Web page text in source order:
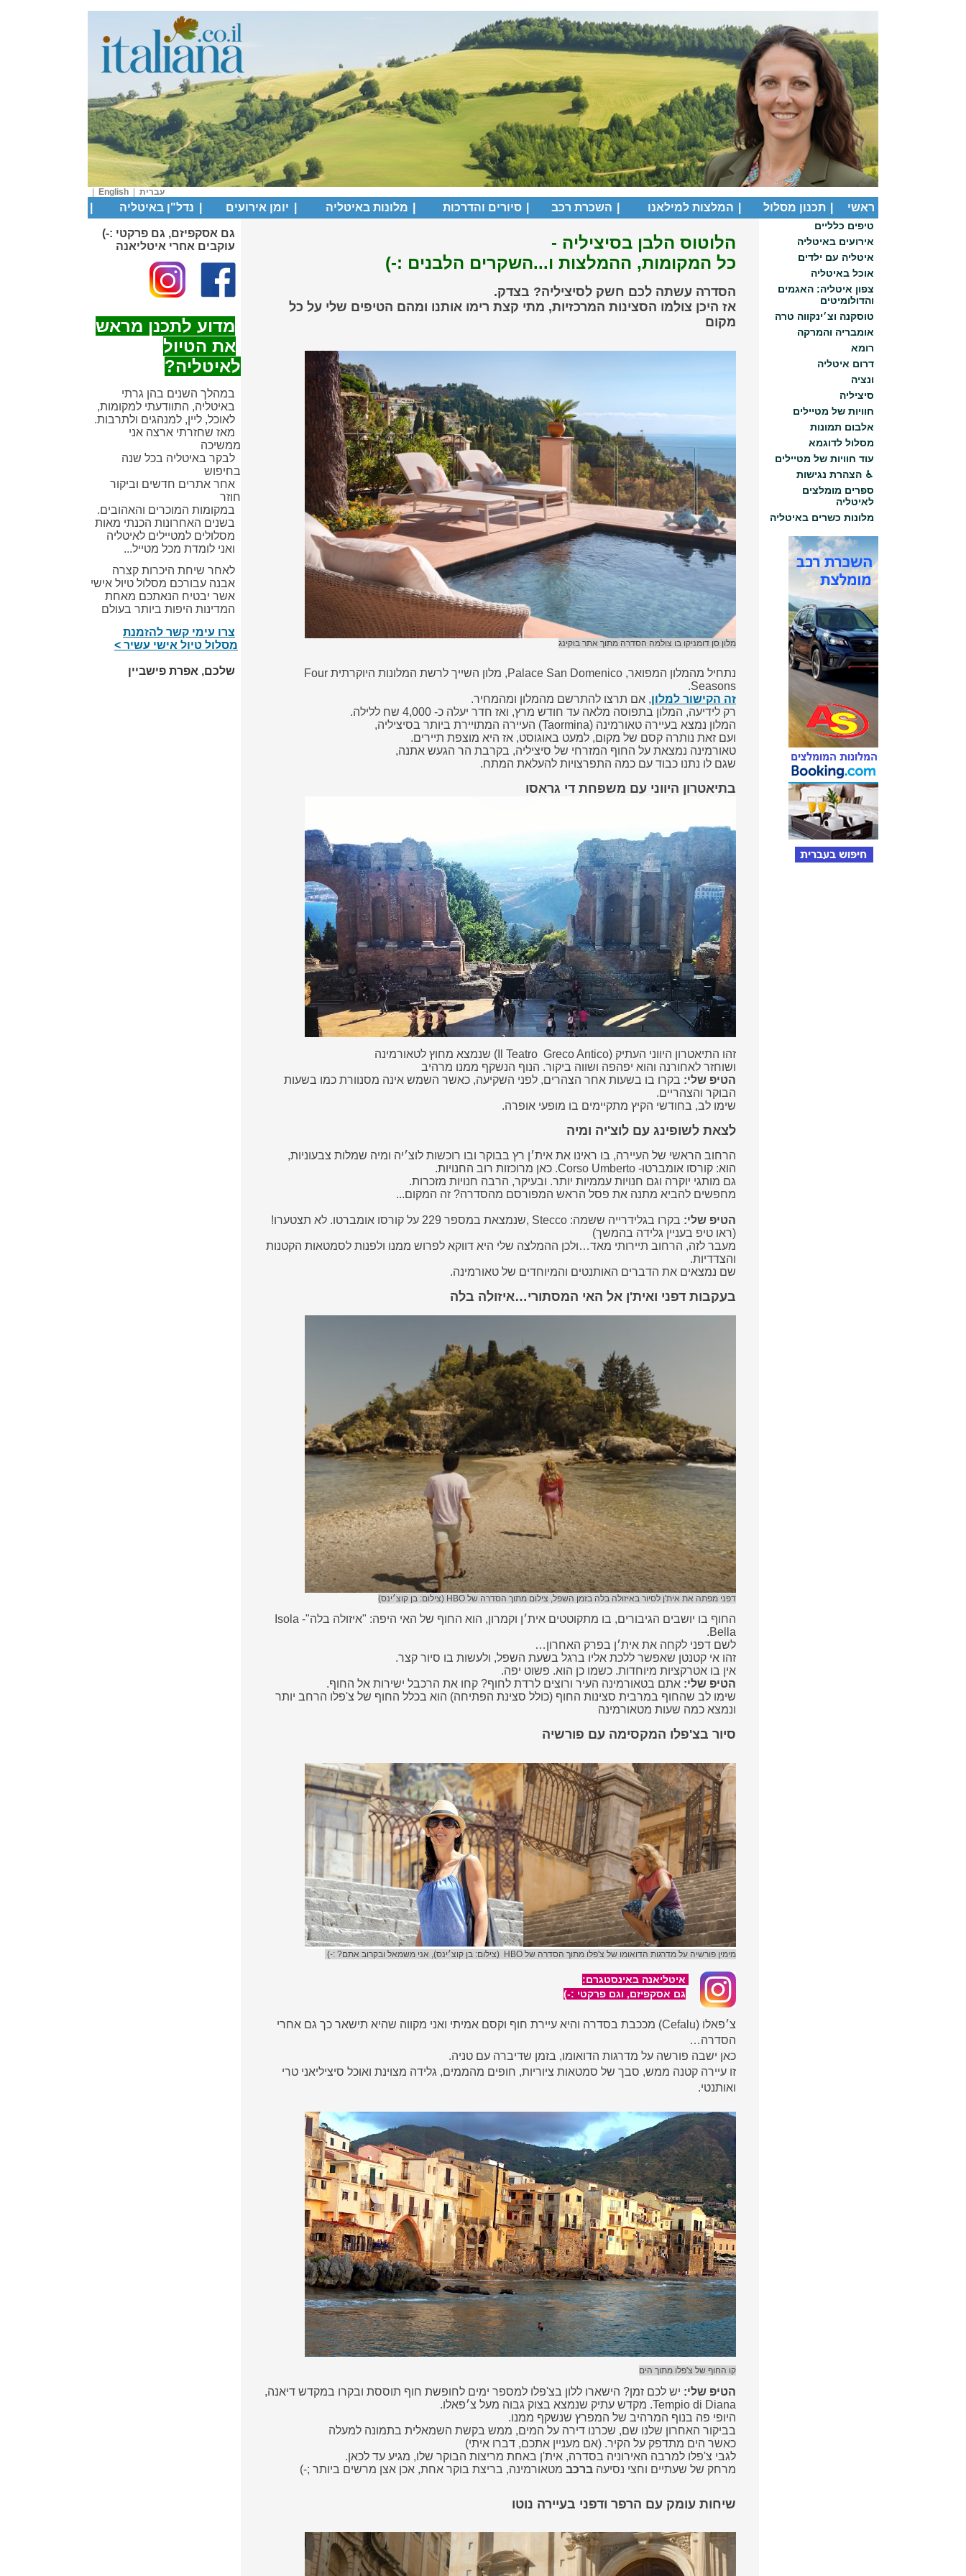
עברית English
ראשי תכנון מסלול המלצות למילאנו השכרת רכב סיורים והדרכות מלונות באיטליה יומן אירועים נדל"ן באיטליה
טיפים כלליים
אירועים באיטליה
איטליה עם ילדים
אוכל באיטליה
צפון איטליה: האגמים
והדולומיטים
טוסקנה וצ׳ינקווה טרה
אומבריה והמרקה
רומא
דרום איטליה
ונציה
סיציליה
חוויות של מטיילים
אלבום תמונות
מסלול לדוגמא
עוד חוויות של מטיילים
♿︎ הצהרת נגישות
ספרים מומלצים
לאיטליה
מלונות כשרים באיטליה
הלוטוס הלבן בסיציליה -
כל המקומות, ההמלצות ו...השקרים הלבנים :-)
הסדרה עשתה לכם חשק לסיציליה? בצדק.
אז היכן צולמו הסצינות המרכזיות, מתי קצת רימו אותנו ומהם הטיפים שלי על כל
מקום
מלון סן דומניקו בו צולמה הסדרה מתוך אתר בוקינג
נתחיל מהמלון המפואר, Palace San Domenico, מלון השייך לרשת המלונות היוקרתית Four
Seasons.
זה הקישור למלון, אם תרצו להתרשם מהמלון ומהמחיר.
רק לידיעה, המלון בתפוסה מלאה עד חודש מרץ, ואז חדר יעלה כ- 4,000 שח ללילה.
המלון נמצא בעיירה טאורמינה (Taormina) העיירה המתויירת ביותר בסיציליה,
ועם זאת נותרה קסם של מקום, למעט באוגוסט, אז היא מוצפת תיירים.
טאורמינה נמצאת על החוף המזרחי של סיציליה, בקרבת הר הגעש אתנה,
שגם לו נתנו כבוד עם כמה התפרצויות להעלאת המתח.
בתיאטרון היווני עם משפחת די גראסו
זהו התיאטרון היווני העתיק (Il Teatro Greco Antico) שנמצא מחוץ לטאורמינה
ושוחזר לאחורנה והוא יפהפה ושווה ביקור. הנוף הנשקף ממנו מרהיב
הטיפ שלי: בקרו בו בשעות אחר הצהרים, לפני השקיעה, כאשר השמש אינה מסנוורת כמו בשעות
הבוקר והצהריים.
שימו לב, בחודשי הקיץ מתקיימים בו מופעי אופרה.
לצאת לשופינג עם לוצ'יה ומיה
הרחוב הראשי של העיירה, בו ראינו את אית׳ן רץ בבוקר ובו רוכשות לוצ׳יה ומיה שמלות צבעוניות,
הוא: קורסו אומברטו- Corso Umberto. כאן מרוכזות רוב החנויות.
גם מותגי יוקרה וגם חנויות עממיות יותר. ובעיקר, הרבה חנויות מזכרות.
מחפשים להביא מתנה את פסל הראש המפורסם מהסדרה? זה המקום...
הטיפ שלי: בקרו בגלידרייה ששמה: Stecco ,שנמצאת במספר 229 על קורסו אומברטו. לא תצטערו!
(ראו טיפ בעניין גלידה בהמשך)
מעבר לזה, הרחוב תיירותי מאד…ולכן ההמלצה שלי היא דווקא לפרוש ממנו ולפנות לסמטאות הקטנות
והצדדיות.
שם נמצאים את הדברים האותנטים והמיוחדים של טאורמינה.
בעקבות דפני ואית'ן אל האי המסתורי…איזולה בלה
דפני מפתה את אית'ן לסיור באיזולה בלה בזמן השפל, צילום מתוך הסדרה של HBO (צילום: בן קוצ׳ינס)
החוף בו יושבים הגיבורים, בו מתקוטטים אית׳ן וקמרון, הוא החוף של האי היפה: "איזולה בלה"- Isola
Bella.
לשם דפני לקחה את אית׳ן בפרק האחרון…
זהו אי קטנטן שאפשר ללכת אליו ברגל בשעת השפל, ולעשות בו סיור קצר.
אין בו אטרקציות מיוחדות. כשמו כן הוא. פשוט יפה.
הטיפ שלי: אתם בטאורמינה העיר ורוצים לרדת לחוף? קחו את הרכבל ישירות אל החוף.
שימו לב שהחוף במרבית סצינות החוף (כולל סצינת הפתיחה) הוא בכלל החוף של צ'פלו הרחב יותר
ונמצא כמה שעות מטאורמינה
סיור בצ'פלו המקסימה עם פורשיה
מימין פורשיה על מדרגות הדואומו של צ'פלו מתוך הסדרה של HBO (צילום: בן קוצ׳ינס) , אני משמאל ובקרוב אתם? :-)
איטליאנה באינסטגרם:
גם אסקפיזם, וגם פרקטי :-)
צ׳פאלו (Cefalu) מככבת בסדרה והיא עיירת חוף וקסם אמיתי ואני מקווה שהיא תישאר כך גם אחרי
הסדרה…
כאן ישבה פורשה על מדרגות הדואומו, בזמן שדיברה עם טניה.
זו עיירה קטנה ממש, סבך של סמטאות ציוריות, חופים מהממים, גלידה מצוינת ואוכל סיציליאני טרי
ואותנטי.
קו החוף של צ'פלו מתוך הים
הטיפ שלי: יש לכם זמן? הישארו ללון בצ'פלו למספר ימים לחופשת חוף תוססת ובקרו במקדש דיאנה,
Tempio di Diana. מקדש עתיק שנמצא בצוק גבוה מעל צ׳פאלו.
היופי פה בנוף המרהיב של המפרץ שנשקף ממנו.
בביקור האחרון שלנו שם, שכרנו דירה על המים, ממש בקשת השמאלית בתמונה למעלה
כאשר הים מתדפק על הקיר. (אם מעניין אתכם, דברו איתי)
לגבי צ'פלו למרבה האירוניה בסדרה, אית'ן באחת מריצות הבוקר שלו, מגיע עד לכאן.
מרחק של שעתיים וחצי נסיעה ברכב מטאורמינה, בריצת בוקר אחת, אכן אצן מרשים ביותר ;-)
שיחות עומק עם הרפר ודפני בעיירה נוטו
גם אסקפיזם, גם פרקטי :-)
עוקבים אחרי איטליאנה
מדוע לתכנן מראש
את הטיול
לאיטליה?
במהלך השנים בהן גרתי
באיטליה, התוודעתי למקומות,
לאוכל, ליין, למנהגים ולתרבות.
מאז שחזרתי ארצה אני
ממשיכה
לבקר באיטליה בכל שנה
בחיפוש
אחר אתרים חדשים וביקור
חוזר
במקומות המוכרים והאהובים.
בשנים האחרונות הכנתי מאות
מסלולים למטיילים לאיטליה
ואני לומדת מכל מטייל...
לאחר שיחת היכרות קצרה
אבנה עבורכם מסלול טיול אישי
אשר יבטיח הנאתכם מאחת
המדינות היפות ביותר בעולם
צרו עימי קשר להזמנת
מסלול טיול אישי עשיר >
שלכם, אפרת פישביין